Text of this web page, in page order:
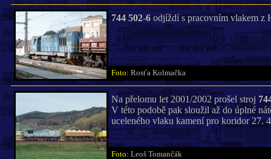
744 502-6odjíždí s pracovním vlakem z
Foto: Rosťa Kolmačka
Na přelomu let 2001/2002 prošel stroj
V této podobě pak sloužil až do úplné
uceleného vlaku kamení pro koridor 27.
Foto: Leoš Tomančák